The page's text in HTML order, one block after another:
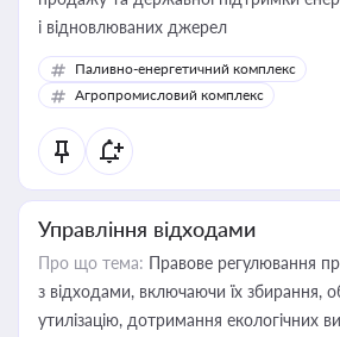
і відновлюваних джерел
Паливно-енергетичний комплекс
Агропромисловий комплекс
Управління відходами
Про що тема: Правове регулювання
з відходами, включаючи їх збирання,
утилізацію, дотримання екологічних